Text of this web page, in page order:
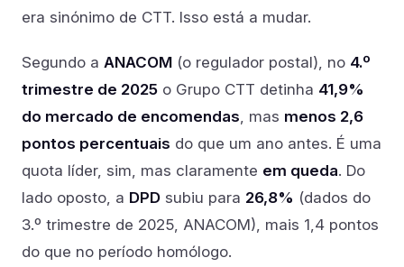
era sinónimo de CTT. Isso está a mudar.
Segundo a ANACOM (o regulador postal), no 4.º
trimestre de 2025 o Grupo CTT detinha 41,9%
do mercado de encomendas , mas menos 2,6
pontos percentuais do que um ano antes. É uma
quota líder, sim, mas claramente em queda. Do
lado oposto, a DPD subiu para 26,8% (dados do
3.º trimestre de 2025, ANACOM), mais 1,4 pontos
do que no período homólogo.